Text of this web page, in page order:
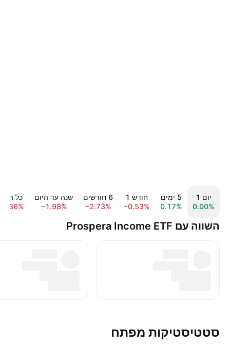
יום ‎1‎
0.00%
‎5‎ ימים
0.17%
חודש ‎1‎
−0.53%
‎6‎ חודשים
−2.73%
שנה עד היום
−1.98%
כל
השווה עם Prospera Income ETF
סטטיסטיקות מפתח